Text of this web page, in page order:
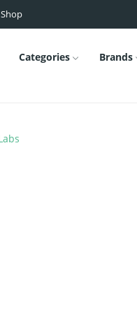
Categories
Brands